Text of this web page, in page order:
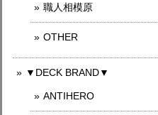
職人相模原
OTHER
▼DECK BRAND▼
ANTIHERO